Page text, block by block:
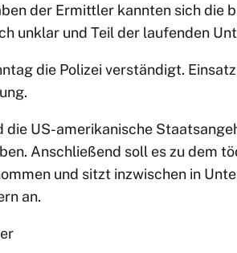
der Ermittler kannten sich die
unklar und Teil der laufenden
die Polizei verständigt.
die US-amerikanische
Anschließend soll es zu dem
und sitzt inzwischen in
an.